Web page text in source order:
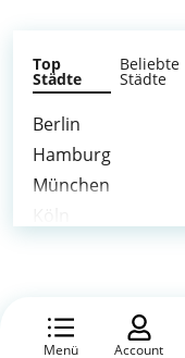
Menü Account
Top
Städte
Beliebte
Städte
Berlin
Hamburg
München
Leipzig